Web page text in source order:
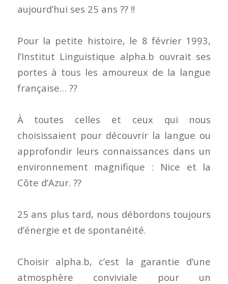
aujourd’hui ses 25 ans ??!!
Pour la petite histoire, le 8 février 1993,
l’Institut Linguistique alpha.b ouvrait ses
portes à tous les amoureux de la langue
française… ??
À toutes celles et ceux qui nous
choisissaient pour découvrir la langue ou
approfondir leurs connaissances dans un
environnement magnifique : Nice et la
Côte d’Azur. ??
25 ans plus tard, nous débordons toujours
d’énergie et de spontanéité.
Choisir alpha.b, c’est la garantie d’une
atmosphère conviviale pour un